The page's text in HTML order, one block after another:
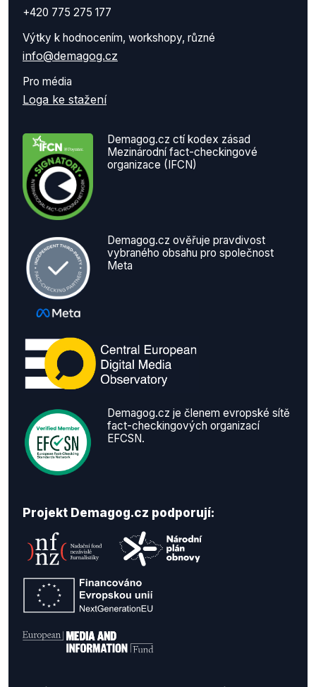
+420 775 275 177
Výtky k hodnocením, workshopy, různé
info@demagog.cz
Pro média
Loga ke stažení
Demagog.cz ctí kodex zásad
Mezinárodní fact-checkingové
organizace (IFCN)
Demagog.cz ověřuje pravdivost
vybraného obsahu pro společnost
Meta
Demagog.cz je členem evropské sítě
fact-checkingových organizací
EFCSN.
Projekt Demagog.cz podporují: